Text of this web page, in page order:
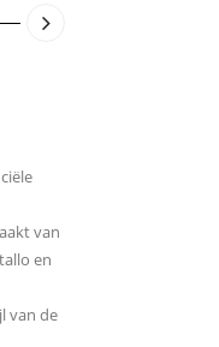
van
en
van de